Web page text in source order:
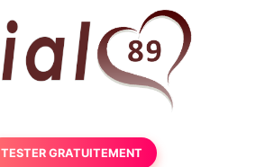
TESTER GRATUITEMENT